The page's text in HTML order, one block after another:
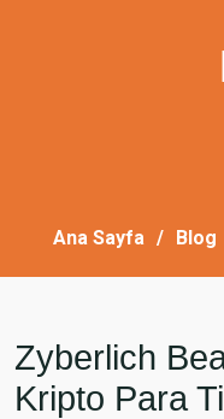
Ana Sayfa Blog
Zyberlich
Kripto Para